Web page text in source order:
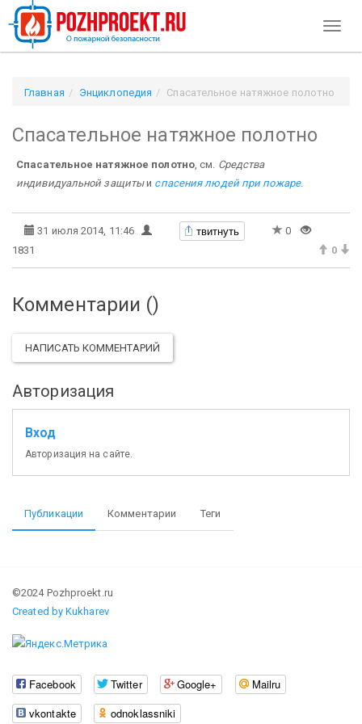
Главная Энциклопедия Спасательное натяжное полотно
Спасательное натяжное полотно
Спасательное натяжное полотно, см. Средства
индивидуальной защитыи спасения людей при пожаре.
31 июля 2014, 11:46 твитнуть
0
1831
0
Комментарии ()
НАПИСАТЬ КОММЕНТАРИЙ
Авторизация
Вход
Авторизация на сайте.
Публикации Комментарии Теги
©2024 Pozhproekt.ru
Created by Kukharev
Facebook Twitter Google+
Mailru
vkontakte
odnoklassniki